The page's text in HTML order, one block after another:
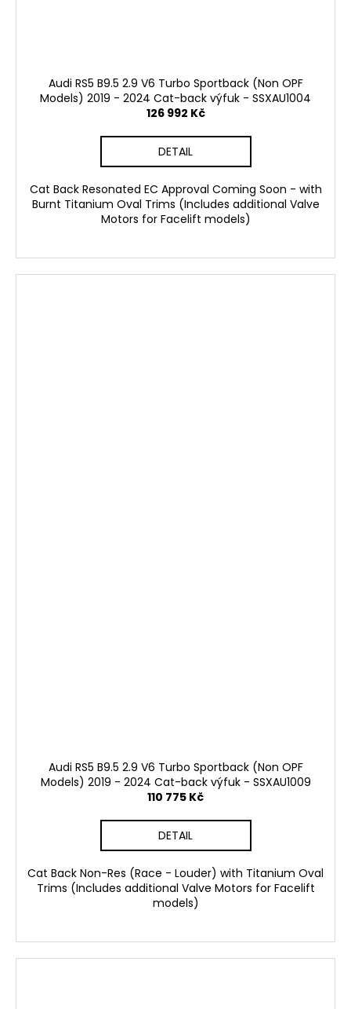
Audi RS5 B9.5 2.9 V6 Turbo Sportback (Non OPF
Models) 2019 - 2024 Cat-back výfuk - SSXAU1004
126 992 Kč
DETAIL
Cat Back Resonated EC Approval Coming Soon - with
Burnt Titanium Oval Trims (Includes additional Valve
Motors for Facelift models)
Audi RS5 B9.5 2.9 V6 Turbo Sportback (Non OPF
Models) 2019 - 2024 Cat-back výfuk - SSXAU1009
110 775 Kč
DETAIL
Cat Back Non-Res (Race - Louder) with Titanium Oval
Trims (Includes additional Valve Motors for Facelift
models)